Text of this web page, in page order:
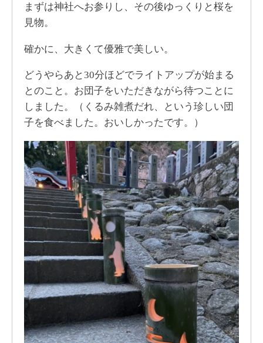
まずは神社へお参りし、その後ゆっくりと桜を
見物。
確かに、大きくて優雅で美しい。
どうやらあと30分ほどでライトアップが始まる
とのこと。お団子をいただきながら待つことに
しました。（くるみ雑煮だれ、という珍しい団
子を食べました。おいしかったです。）